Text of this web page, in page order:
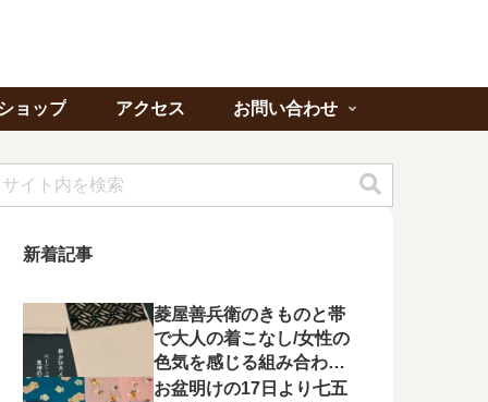
ョップ アクセス お問い合わせ
新着記事
菱屋善兵衛のきものと帯
で大人の着こなし/女性の
色気を感じる組み合わに
心が惹かれる
お盆明けの17日より七五